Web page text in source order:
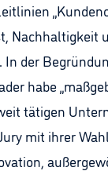
Nachhaltigkeit
In der
habe
tätigen
mit ihrer